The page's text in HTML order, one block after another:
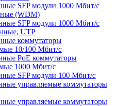
SFP модули 1000 Мбит/c
(WDM)
SFP модули 1000 Мбит/c
UTP
коммутаторы
10/100 Мбит/с
PoE коммутаторы
1000 Мбит/с
SFP модули 100 Мбит/c
управляемые коммутаторы
управляемые коммутаторы